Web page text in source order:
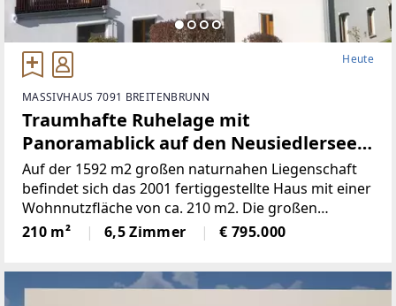
Heute
MASSIVHAUS 7091 BREITENBRUNN
Traumhafte Ruhelage mit
Panoramablick auf den Neusiedlersee
(Provisionsfrei)
Auf der 1592 m2 großen naturnahen Liegenschaft
befindet sich das 2001 fertiggestellte Haus mit einer
Wohnnutzfläche von ca. 210 m2. Die großen
Fensterspenden viel Tageslicht und ermöglichen auf
mehreren Ebenen einenaußergewöhnlichen Blick
210 m² 6,5 Zimmer € 795.000